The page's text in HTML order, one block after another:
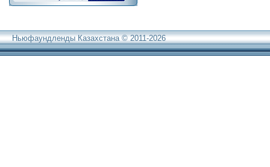
Ньюфаундленды Казахстана © 2011-2026